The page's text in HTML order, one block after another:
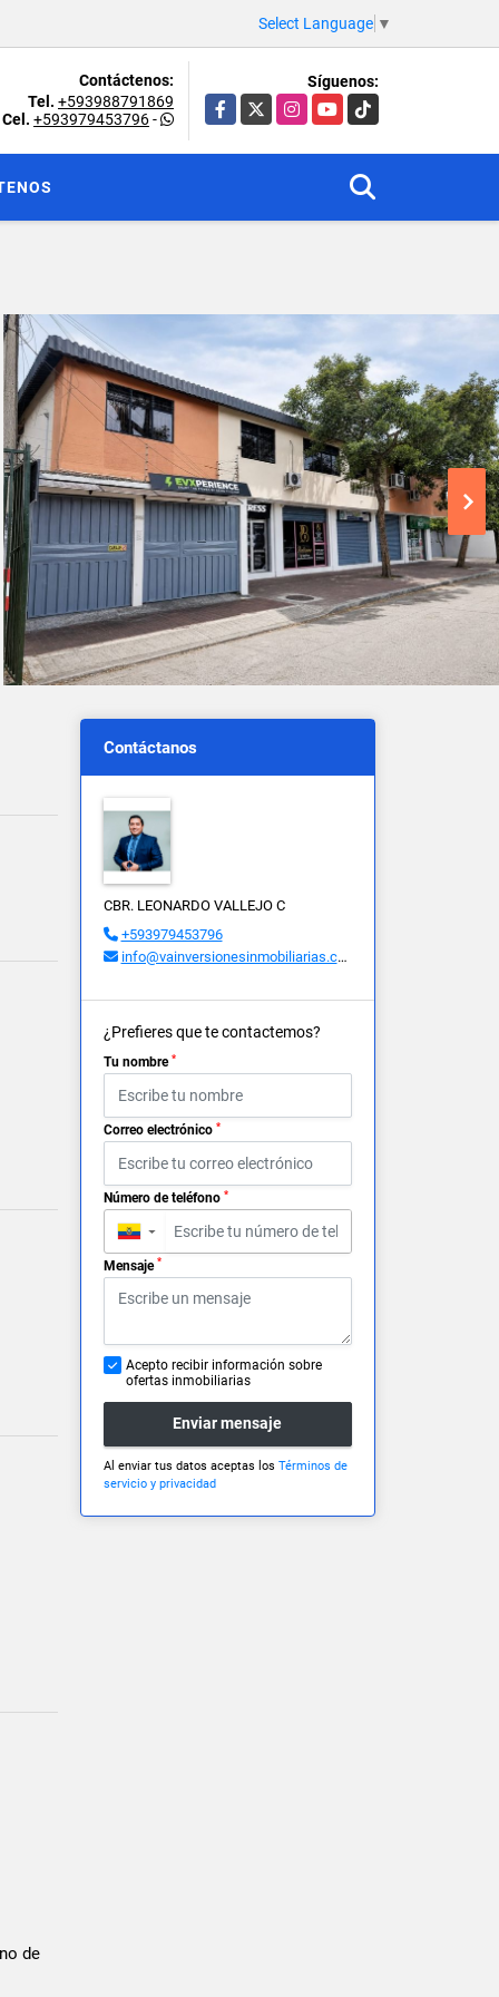
Select Language ▼
Contáctenos:
Tel. +593988791869
Cel. +593979453796-
Síguenos:
Facebook
X InstagramYouTubeTikTok
de
Contáctanos
CBR. LEONARDO VALLEJO C
+593979453796
info@vainversionesinmobiliarias.com
¿Prefieres que te contactemos?
Tu nombre *
Correo electrónico *
Número de teléfono *
▼
Mensaje *
Acepto recibir información sobre
ofertas inmobiliarias
Enviar mensaje
Al enviar tus datos aceptas los Términos de
servicio y privacidad